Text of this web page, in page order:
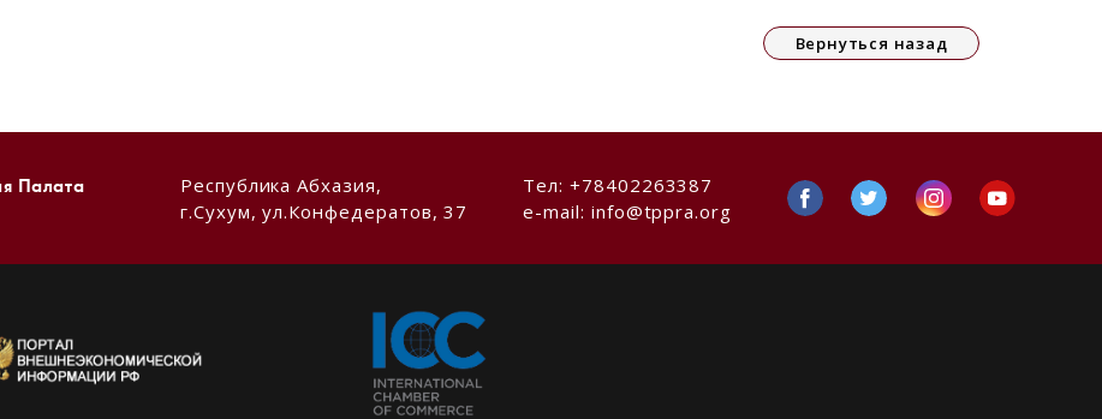
Вернуться назад
Палата
Республика Абхазия,
г.Сухум, ул.Конфедератов, 37
Тел: +78402263387
e-mail: info@tppra.org